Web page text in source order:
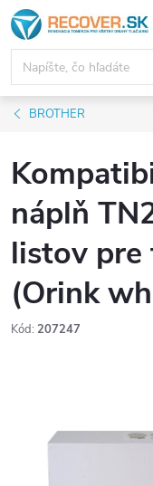
Prejsť
na
obsah
BROTHER
náplň
listov
(Orink
Kód: 207247